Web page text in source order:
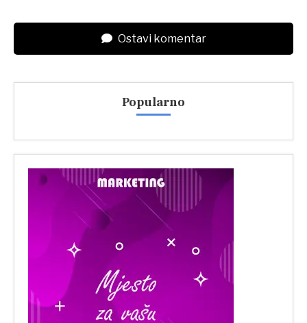
Ostavi komentar
Popularno